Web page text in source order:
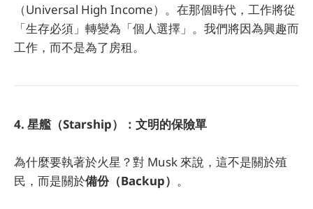
（Universal High Income）。在那個時代，工作將從
「生存必須」轉變為「個人選擇」。我們將因為興趣而
工作，而不是為了房租。
4. 星艦（Starship）：文明的保險單
為什麼要執著於火星？對 Musk 來說，這不是關於殖
民，而是關於備份（Backup） 。